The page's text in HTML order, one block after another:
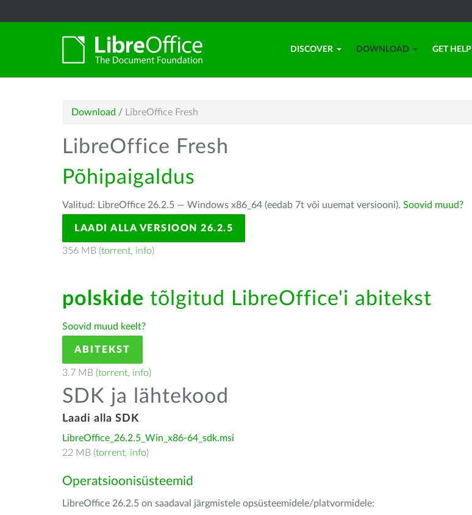
DISCOVER DOWNLOAD GET HELP
Download / LibreOffice Fresh
LibreOffice Fresh
Põhipaigaldus
Valitud: LibreOffice 26.2.5 — Windows x86_64 (eedab 7t või uuemat versiooni). Soovid muud?
LAADI ALLA VERSIOON 26.2.5
356 MB (torrent, info)
polskide tõlgitud LibreOffice'i abitekst
Soovid muud keelt?
ABITEKST
3.7 MB (torrent, info)
SDK ja lähtekood
Laadi alla SDK
LibreOffice_26.2.5_Win_x86-64_sdk.msi
22 MB (torrent, info)
Operatsioonisüsteemid
LibreOffice 26.2.5 on saadaval järgmistele opsüsteemidele/platvormidele: